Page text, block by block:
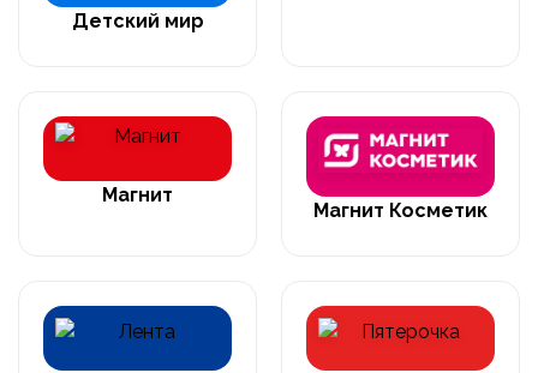
Детский мир
Магнит
Магнит Косметик